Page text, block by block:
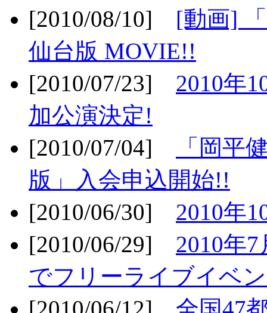
[2010/08/10] [動画]
仙台版 MOVIE!!
[2010/07/23] 2010年
加公演決定!
[2010/07/04]
「岡平
版」入会申込開始!!
[2010/06/30] 2010年
[2010/06/29] 2010年
でフリーライブイベ